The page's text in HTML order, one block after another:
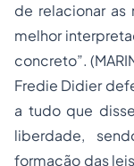
de relacionar as
melhor
concreto”.
Fredie Didier
a tudo que
liberdade,
formação das